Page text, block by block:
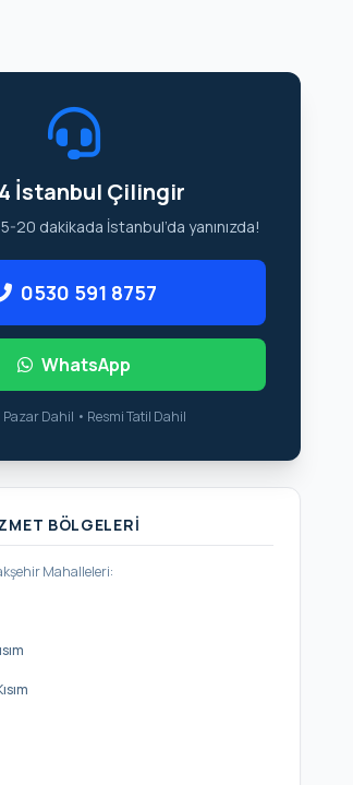
İstanbul Çilingir
20 dakikada İstanbul’da yanınızda!
0530 591 8757
WhatsApp
Dahil • Resmi Tatil Dahil
BÖLGELERI
Mahalleleri: